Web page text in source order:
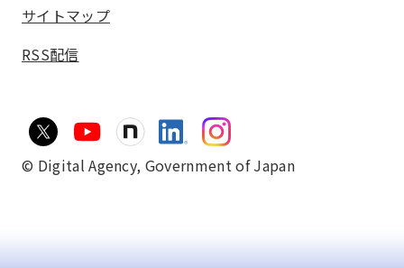
サイトマップ
RSS配信
© Digital Agency, Government of Japan